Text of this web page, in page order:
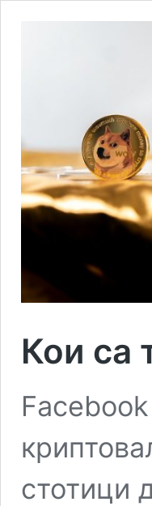
Кои са
стотици